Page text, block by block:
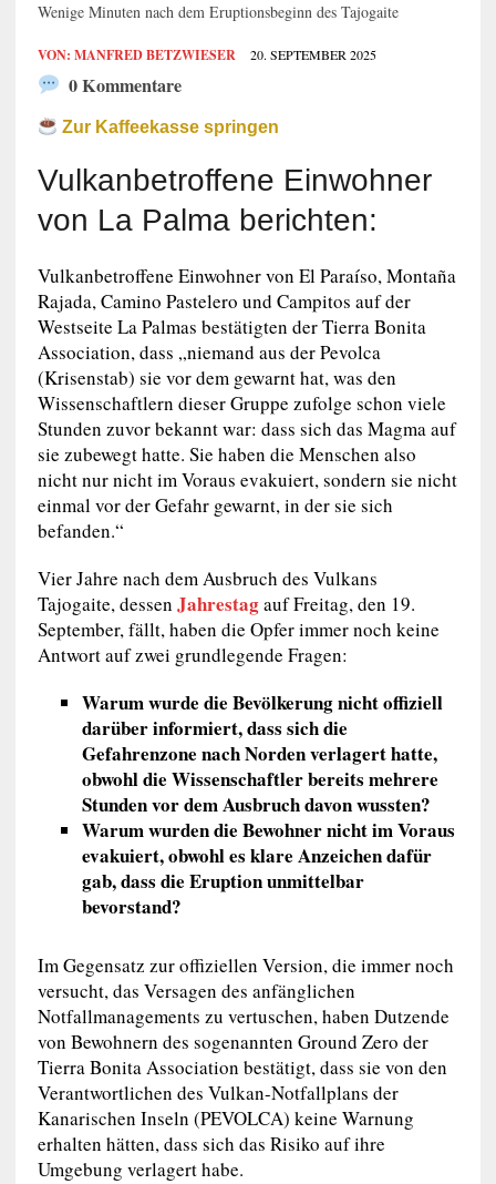
Wenige Minuten nach dem Eruptionsbeginn des Tajogaite
VON: MANFRED BETZWIESER 20. SEPTEMBER 2025
0 Kommentare
Zur Kaffeekasse springen
Vulkanbetroffene Einwohner
von La Palma berichten:
Vulkanbetroffene Einwohner von El Paraíso, Montaña
Rajada, Camino Pastelero und Campitos auf der
Westseite La Palmas bestätigten der Tierra Bonita
Association, dass „niemand aus der Pevolca
(Krisenstab) sie vor dem gewarnt hat, was den
Wissenschaftlern dieser Gruppe zufolge schon viele
Stunden zuvor bekannt war: dass sich das Magma auf
sie zubewegt hatte. Sie haben die Menschen also
nicht nur nicht im Voraus evakuiert, sondern sie nicht
einmal vor der Gefahr gewarnt, in der sie sich
befanden.“
Vier Jahre nach dem Ausbruch des Vulkans
Tajogaite, dessen Jahrestagauf Freitag, den 19.
September, fällt, haben die Opfer immer noch keine
Antwort auf zwei grundlegende Fragen:
Warum wurde die Bevölkerung nicht offiziell
darüber informiert, dass sich die
Gefahrenzone nach Norden verlagert hatte,
obwohl die Wissenschaftler bereits mehrere
Stunden vor dem Ausbruch davon wussten?
Warum wurden die Bewohner nicht im Voraus
evakuiert, obwohl es klare Anzeichen dafür
gab, dass die Eruption unmittelbar
bevorstand?
Im Gegensatz zur offiziellen Version, die immer noch
versucht, das Versagen des anfänglichen
Notfallmanagements zu vertuschen, haben Dutzende
von Bewohnern des sogenannten Ground Zero der
Tierra Bonita Association bestätigt, dass sie von den
Verantwortlichen des Vulkan-Notfallplans der
Kanarischen Inseln (PEVOLCA) keine Warnung
erhalten hätten, dass sich das Risiko auf ihre
Umgebung verlagert habe.